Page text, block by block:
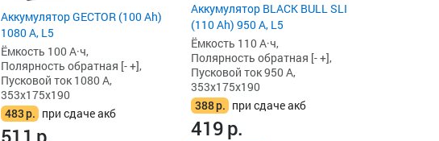
Аккумулятор GECTOR (100 Ah)
1080 А, L5
Ёмкость 100 А·ч,
Полярность обратная [- +],
Пусковой ток 1080 А,
353x175x190
483р. при сдаче акб
Аккумулятор BLACK BULL SLI
(110 Ah) 950 А, L5
Ёмкость 110 А·ч,
Полярность обратная [- +],
Пусковой ток 950 А,
353x175x190
388р. при сдаче акб
419р.